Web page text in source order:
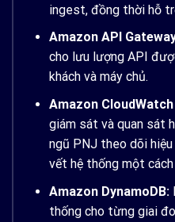
ingest, đồng thời hỗ
Amazon API
cho lưu lượng API
khách và máy chủ.
Amazon CloudWatch
giám sát và quan sát
ngũ PNJ theo dõi
vết hệ thống một
Amazon DynamoDB:
thống cho từng giai